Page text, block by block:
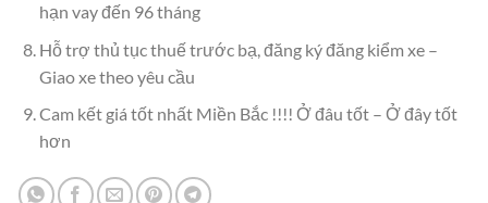
hạn vay đến 96 tháng
Hỗ trợ thủ tục thuế trước bạ, đăng ký đăng kiểm xe –
Giao xe theo yêu cầu
Cam kết giá tốt nhất Miền Bắc !!!! Ở đâu tốt – Ở đây tốt
hơn